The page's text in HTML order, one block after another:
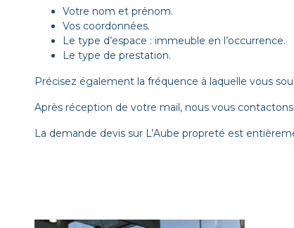
Votre nom et prénom.
Vos coordonnées.
Le type d’espace : immeuble en l’occurrence.
Le type de prestation.
Précisez également la fréquence à laquelle vous
Après réception de votre mail, nous vous
La demande devis sur L’Aube propreté est